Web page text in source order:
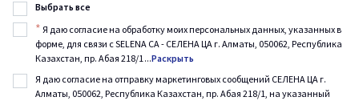
Выбрать все
* Я даю согласие на обработку моих персональных данных, указанных в
форме, для связи с SELENA CA - СЕЛЕНА ЦА г. Алматы, 050062, Республика
Казахстан, пр. Абая 218/1...Раскрыть
Я даю согласие на отправку маркетинговых сообщений СЕЛЕНА ЦА г.
Алматы, 050062, Республика Казахстан, пр. Абая 218/1, на указанный